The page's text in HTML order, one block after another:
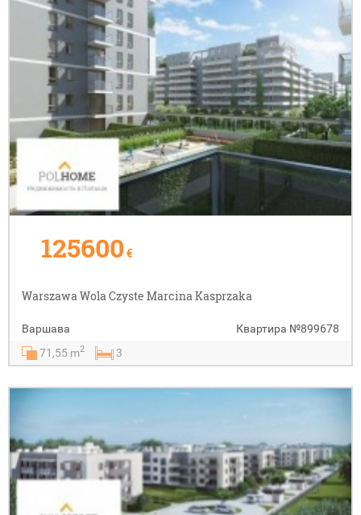
125600 €
Warszawa Wola Czyste Marcina Kasprzaka
Варшава Квартира №899678
71,55 m2 3